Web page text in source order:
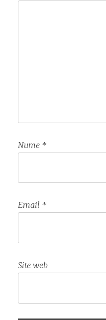
Nume *
Email *
Site web